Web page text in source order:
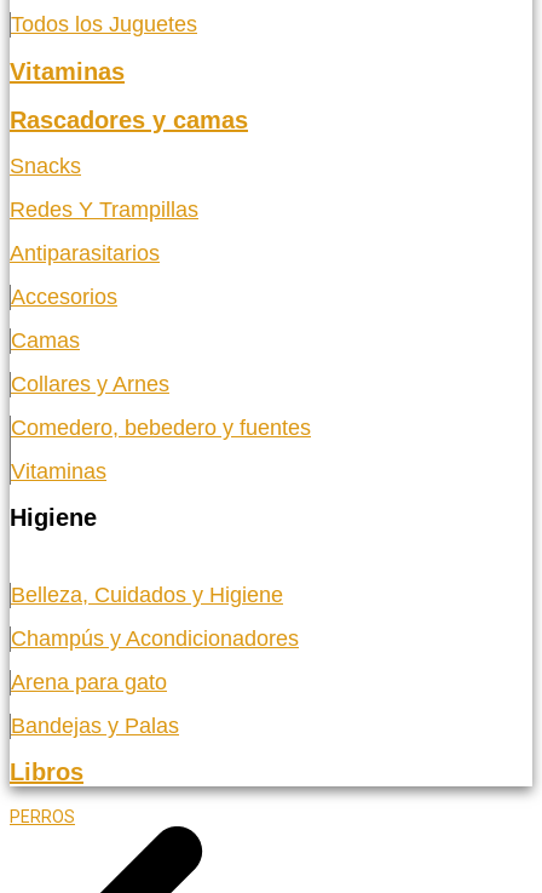
Todos los Juguetes
Vitaminas
Rascadores y camas
Snacks
Redes Y Trampillas
Antiparasitarios
Accesorios
Camas
Collares y Arnes
Comedero, bebedero y fuentes
Vitaminas
Higiene
Belleza, Cuidados y Higiene
Champús y Acondicionadores
Arena para gato
Bandejas y Palas
Libros
PERROS